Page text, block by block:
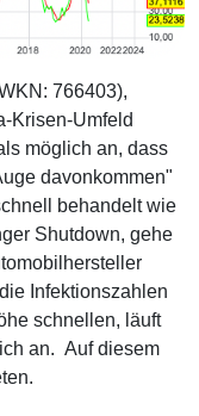
766403),
Krisen-Umfeld
möglich an, dass
davonkommen"
behandelt wie
Shutdown, gehe
Infektionszahlen
schnellen, läuft
an. Auf diesem